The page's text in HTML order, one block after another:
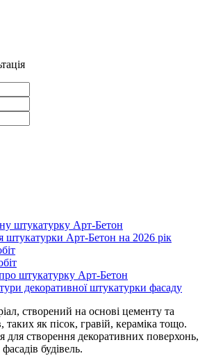
штукатурку Арт-Бетон
штукатурки Арт-Бетон на 2026 рік
штукатурку Арт-Бетон
декоративної штукатурки фасаду
створений на основі цементу та
таких як пісок, гравій, кераміка тощо.
для створення декоративних поверхонь,
будівель.